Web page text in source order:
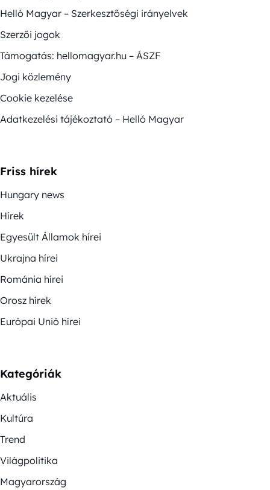
Helló Magyar – Szerkesztőségi irányelvek
Szerzői jogok
Támogatás: hellomagyar.hu – ÁSZF
Jogi közlemény
Cookie kezelése
Adatkezelési tájékoztató – Helló Magyar
Friss hírek
Hungary news
Hírek
Egyesült Államok hírei
Ukrajna hírei
Románia hírei
Orosz hírek
Európai Unió hírei
Kategóriák
Aktuális
Kultúra
Trend
Világpolitika
Magyarország